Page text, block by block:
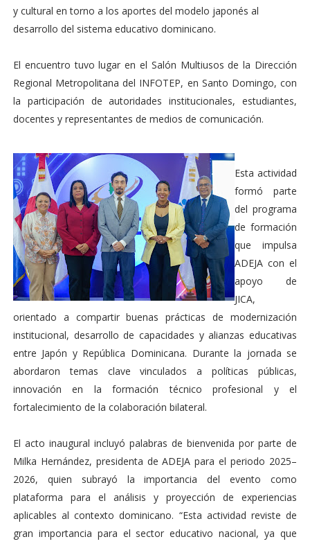
y cultural en torno a los aportes del modelo japonés al
desarrollo del sistema educativo dominicano.
El encuentro tuvo lugar en el Salón Multiusos de la Dirección
Regional Metropolitana del INFOTEP, en Santo Domingo, con
la participación de autoridades institucionales, estudiantes,
docentes y representantes de medios de comunicación.
Esta actividad
formó parte
del programa
de formación
que impulsa
ADEJA con el
apoyo de
JICA,
orientado a compartir buenas prácticas de modernización
institucional, desarrollo de capacidades y alianzas educativas
entre Japón y República Dominicana. Durante la jornada se
abordaron temas clave vinculados a políticas públicas,
innovación en la formación técnico profesional y el
fortalecimiento de la colaboración bilateral.
El acto inaugural incluyó palabras de bienvenida por parte de
Milka Hernández, presidenta de ADEJA para el periodo 2025–
2026, quien subrayó la importancia del evento como
plataforma para el análisis y proyección de experiencias
aplicables al contexto dominicano. “Esta actividad reviste de
gran importancia para el sector educativo nacional, ya que